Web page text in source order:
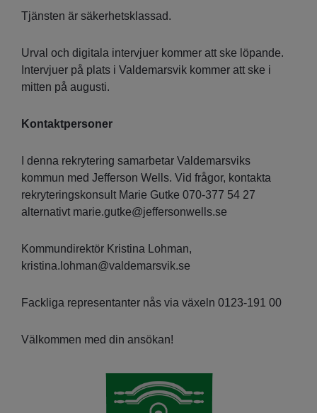
Tjänsten är säkerhetsklassad.
Urval och digitala intervjuer kommer att ske löpande.
Intervjuer på plats i Valdemarsvik kommer att ske i
mitten på augusti.
Kontaktpersoner
I denna rekrytering samarbetar Valdemarsviks
kommun med Jefferson Wells. Vid frågor, kontakta
rekryteringskonsult Marie Gutke 070-377 54 27
alternativt marie.gutke@jeffersonwells.se
Kommundirektör Kristina Lohman,
kristina.lohman@valdemarsvik.se
Fackliga representanter nås via växeln 0123-191 00
Välkommen med din ansökan!